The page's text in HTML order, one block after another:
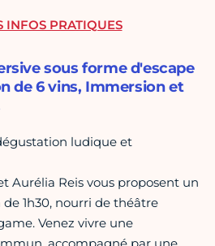
sous forme d'escape
de 6 vins, Immersion et
ludique et
Aurélia Reis vous proposent un
1h30, nourri de théâtre
Venez vivre une
INFOS PRATIQUES